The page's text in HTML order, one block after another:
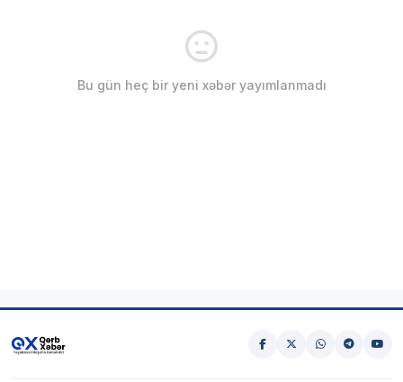
Bu gün heç bir yeni xəbər yayımlanmadı